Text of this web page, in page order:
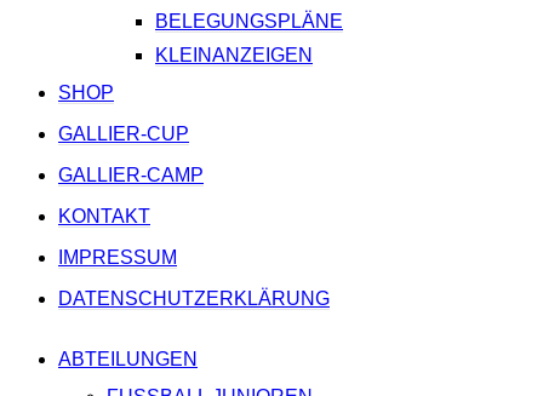
BELEGUNGSPLÄNE
KLEINANZEIGEN
SHOP
GALLIER-CUP
GALLIER-CAMP
KONTAKT
IMPRESSUM
DATENSCHUTZERKLÄRUNG
ABTEILUNGEN